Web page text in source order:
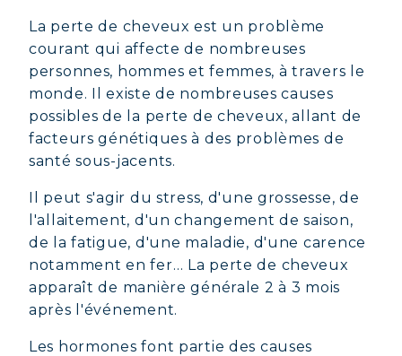
La perte de cheveux est un problème
courant qui affecte de nombreuses
personnes, hommes et femmes, à travers le
monde. Il existe de nombreuses causes
possibles de la perte de cheveux, allant de
facteurs génétiques à des problèmes de
santé sous-jacents.
Il peut s'agir du stress, d'une grossesse, de
l'allaitement, d'un changement de saison,
de la fatigue, d'une maladie, d'une carence
notamment en fer… La perte de cheveux
apparaît de manière générale 2 à 3 mois
après l'événement.
Les hormones font partie des causes